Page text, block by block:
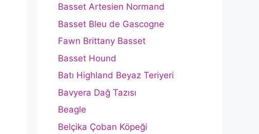
Basset Artesien Normand
Basset Bleu de Gascogne
Fawn Brittany Basset
Basset Hound
Batı Highland Beyaz Teriyeri
Bavyera Dağ Tazısı
Beagle
Belçika Çoban Köpeği